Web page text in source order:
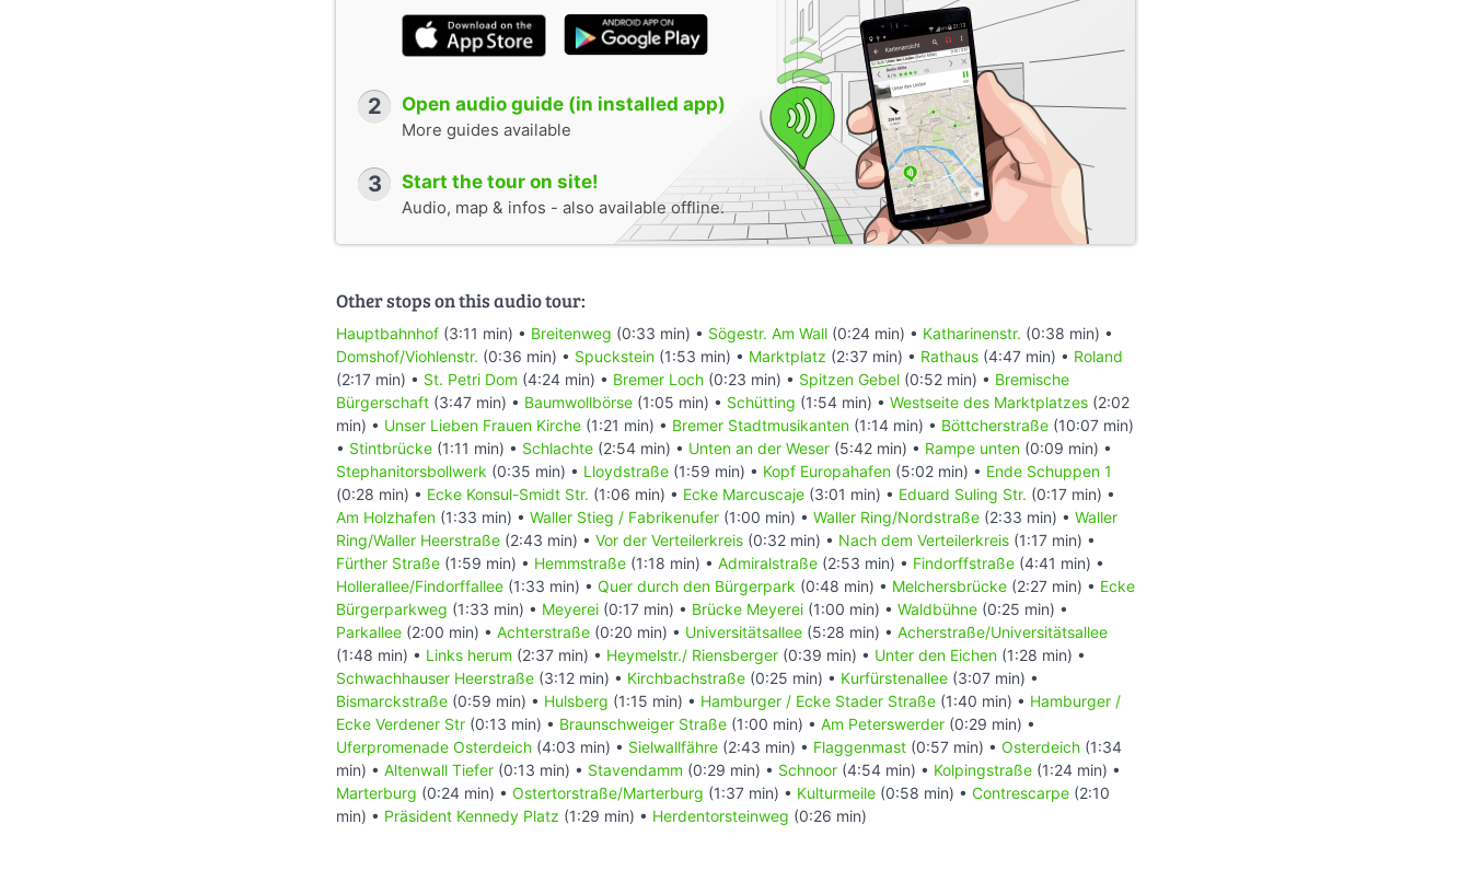
2 Open audio guide (in installed app)
More guides available
3 Start the tour on site!
Audio, map & infos - also available offline.
Other stops on this audio tour:
Hauptbahnhof (3:11 min) • Breitenweg (0:33 min) • Sögestr. Am Wall (0:24 min) • Katharinenstr. (0:38 min) •
Domshof/Viohlenstr. (0:36 min) • Spuckstein (1:53 min) • Marktplatz (2:37 min) • Rathaus (4:47 min) • Roland
(2:17 min) • St. Petri Dom (4:24 min) • Bremer Loch (0:23 min) • Spitzen Gebel (0:52 min) • Bremische
Bürgerschaft (3:47 min) • Baumwollbörse (1:05 min) • Schütting (1:54 min) • Westseite des Marktplatzes (2:02
min) • Unser Lieben Frauen Kirche (1:21 min) • Bremer Stadtmusikanten (1:14 min) • Böttcherstraße (10:07 min)
• Stintbrücke (1:11 min) • Schlachte (2:54 min) • Unten an der Weser (5:42 min) • Rampe unten (0:09 min) •
Stephanitorsbollwerk (0:35 min) • Lloydstraße (1:59 min) • Kopf Europahafen (5:02 min) • Ende Schuppen 1
(0:28 min) • Ecke Konsul-Smidt Str. (1:06 min) • Ecke Marcuscaje (3:01 min) • Eduard Suling Str. (0:17 min) •
Am Holzhafen (1:33 min) • Waller Stieg / Fabrikenufer (1:00 min) • Waller Ring/Nordstraße (2:33 min) • Waller
Ring/Waller Heerstraße (2:43 min) • Vor der Verteilerkreis (0:32 min) • Nach dem Verteilerkreis (1:17 min) •
Fürther Straße (1:59 min) • Hemmstraße (1:18 min) • Admiralstraße (2:53 min) • Findorffstraße (4:41 min) •
Hollerallee/Findorffallee (1:33 min) • Quer durch den Bürgerpark (0:48 min) • Melchersbrücke (2:27 min) • Ecke
Bürgerparkweg (1:33 min) • Meyerei (0:17 min) • Brücke Meyerei (1:00 min) • Waldbühne (0:25 min) •
Parkallee (2:00 min) • Achterstraße (0:20 min) • Universitätsallee (5:28 min) • Acherstraße/Universitätsallee
(1:48 min) • Links herum (2:37 min) • Heymelstr./ Riensberger (0:39 min) • Unter den Eichen (1:28 min) •
Schwachhauser Heerstraße (3:12 min) • Kirchbachstraße (0:25 min) • Kurfürstenallee (3:07 min) •
Bismarckstraße (0:59 min) • Hulsberg (1:15 min) • Hamburger / Ecke Stader Straße (1:40 min) • Hamburger /
Ecke Verdener Str (0:13 min) • Braunschweiger Straße (1:00 min) • Am Peterswerder (0:29 min) •
Uferpromenade Osterdeich (4:03 min) • Sielwallfähre (2:43 min) • Flaggenmast (0:57 min) • Osterdeich (1:34
min) • Altenwall Tiefer (0:13 min) • Stavendamm (0:29 min) • Schnoor (4:54 min) • Kolpingstraße (1:24 min) •
Marterburg (0:24 min) • Ostertorstraße/Marterburg (1:37 min) • Kulturmeile (0:58 min) • Contrescarpe (2:10
min) • Präsident Kennedy Platz (1:29 min) • Herdentorsteinweg (0:26 min)